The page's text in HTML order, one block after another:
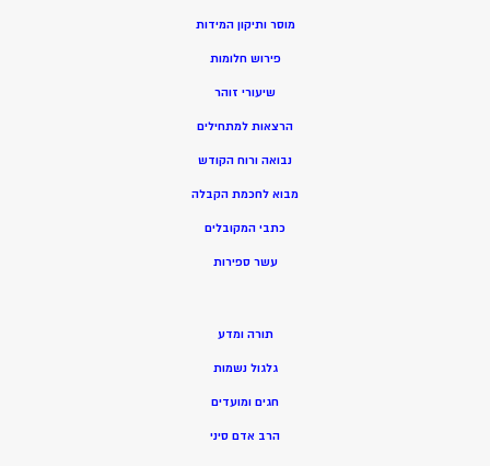
מוסר ותיקון המידות
פירוש חלומות
שיעורי זוהר
הרצאות למתחילים
נבואה ורוח הקודש
מבוא לחכמת הקבלה
כתבי המקובלים
עשר ספירות
תורה ומדע
גלגול נשמות
חגים ומועדים
הרב אדם סיני